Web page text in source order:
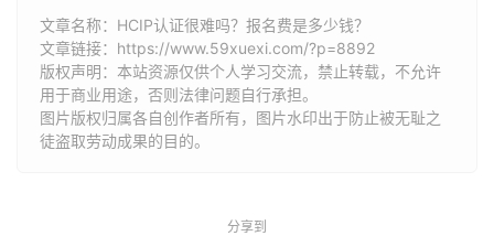
文章名称：HCIP认证很难吗？报名费是多少钱？
文章链接： https://www.59xuexi.com/?p=8892
版权声明：本站资源仅供个人学习交流，禁止转载，不允许
用于商业用途，否则法律问题自行承担。
图片版权归属各自创作者所有，图片水印出于防止被无耻之
徒盗取劳动成果的目的。
分享到